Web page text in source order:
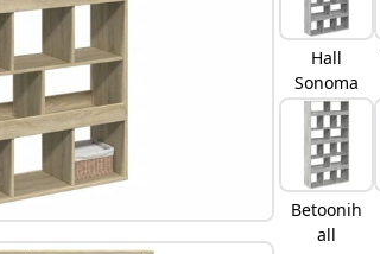
Hall
Sonoma
Betoonih
all